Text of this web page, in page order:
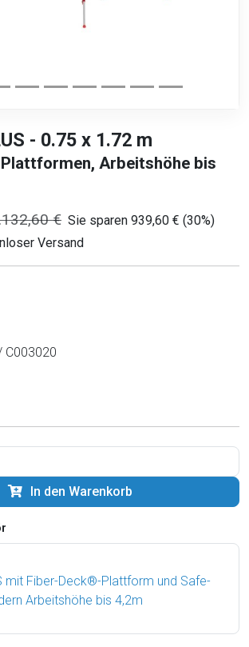
- 0.75 x 1.72 m
Arbeitshöhe bis
€ Sie sparen 939,60 € (30%)
Versand
C003020
In den Warenkorb
mit Fiber-Deck®-Plattform und Safe-
Arbeitshöhe bis 4,2m